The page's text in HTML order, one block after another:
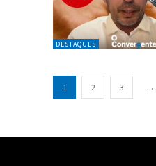
DESTAQUES
1 2 3 ...